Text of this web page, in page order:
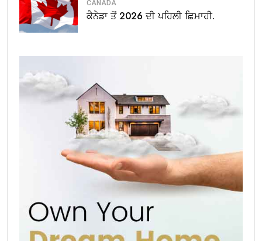
CANADA
ਕੈਨੇਡਾ ਤੋਂ 2026 ਦੀ ਪਹਿਲੀ ਛਿਮਾਹੀ.